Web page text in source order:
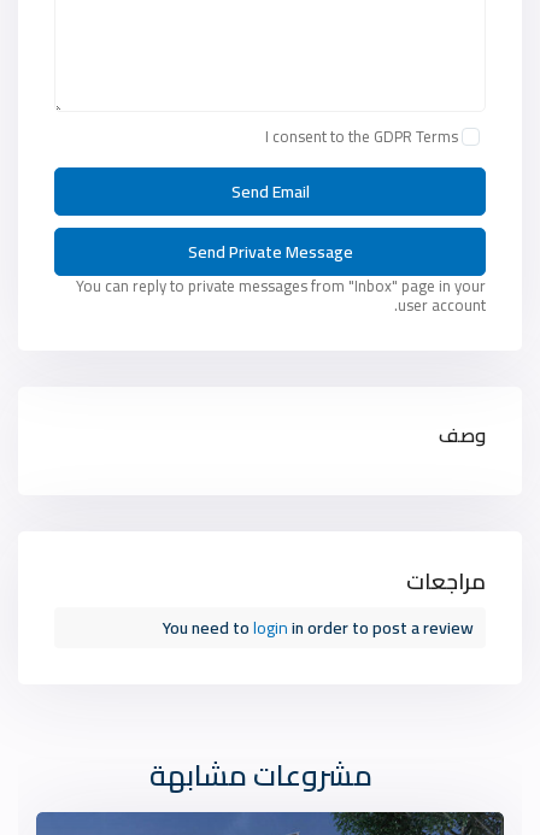
وصف
I consent to the GDPR Terms
You can reply to private messages from "Inbox" page in your
user account.
مراجعات
You need tologinin order to post a review
مشروعات مشابهة